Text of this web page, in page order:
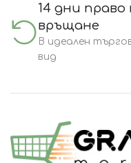
14 дни право
връщане
В идеален
вид